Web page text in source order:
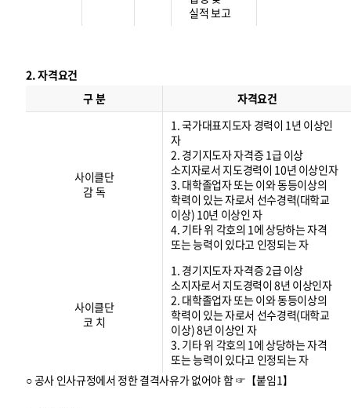
실적 보고
2. 자격요건
구 분 자격요건
사이클단
감 독
1. 국가대표지도자 경력이 1년 이상인
자
2. 경기지도자 자격증 1급 이상
소지자로서 지도경력이 10년 이상인자
3. 대학졸업자 또는 이와 동등이상의
학력이 있는 자로서 선수경력(대학교
이상) 10년 이상인 자
4. 기타 위 각호의 1에 상당하는 자격
또는 능력이 있다고 인정되는 자
사이클단
코 치
1. 경기지도자 자격증 2급 이상
소지자로서 지도경력이 8년 이상인자
2. 대학졸업자 또는 이와 동등이상의
학력이 있는 자로서 선수경력(대학교
이상) 8년 이상인 자
3. 기타 위 각호의 1에 상당하는 자격
또는 능력이 있다고 인정되는 자
○ 공사 인사규정에서 정한 결격사유가 없어야 함 ☞【붙임1】